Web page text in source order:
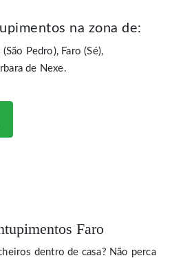
na zona de:
Pedro), Faro (Sé),
de Nexe.
Faro
dentro de casa? Não perca